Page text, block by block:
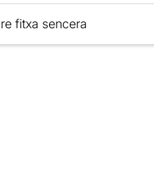
fitxa sencera